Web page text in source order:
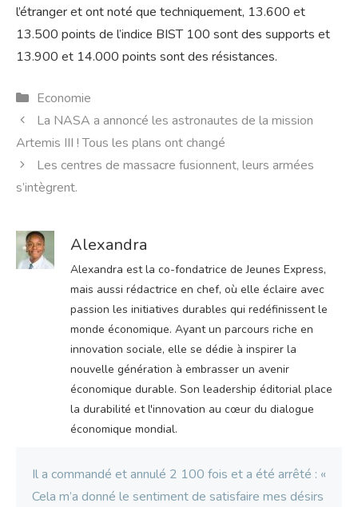
l’étranger et ont noté que techniquement, 13.600 et
13.500 points de l’indice BIST 100 sont des supports et
13.900 et 14.000 points sont des résistances.
Catégories
Economie
La NASA a annoncé les astronautes de la mission
Artemis III ! Tous les plans ont changé
Les centres de massacre fusionnent, leurs armées
s’intègrent.
Alexandra
Alexandra est la co-fondatrice de Jeunes Express,
mais aussi rédactrice en chef, où elle éclaire avec
passion les initiatives durables qui redéfinissent le
monde économique. Ayant un parcours riche en
innovation sociale, elle se dédie à inspirer la
nouvelle génération à embrasser un avenir
économique durable. Son leadership éditorial place
la durabilité et l'innovation au cœur du dialogue
économique mondial.
Il a commandé et annulé 2 100 fois et a été arrêté : «
Cela m’a donné le sentiment de satisfaire mes désirs